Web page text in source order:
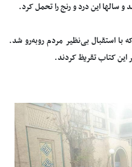
و سالها این درد و رنج را تحمل کرد.
استقبال بی‌نظیر مردم روبه‌رو شد.
کتاب تقریظ کردند.